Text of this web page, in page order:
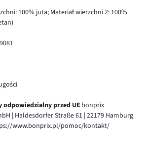
100% juta; Materiał wierzchni 2: 100%
odpowiedzialny przed UE bonprix
| Haldesdorfer Straße 61 | 22179 Hamburg
www.bonprix.pl/pomoc/kontakt/